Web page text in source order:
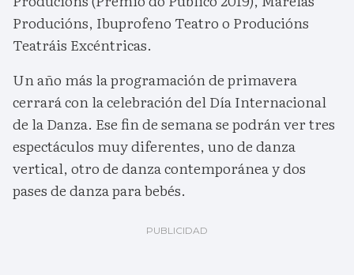
Producións, Ibuprofeno Teatro o Producións
Teatráis Excéntricas.
Un año más la programación de primavera
cerrará con la celebración del Día Internacional
de la Danza. Ese fin de semana se podrán ver tres
espectáculos muy diferentes, uno de danza
vertical, otro de danza contemporánea y dos
pases de danza para bebés.